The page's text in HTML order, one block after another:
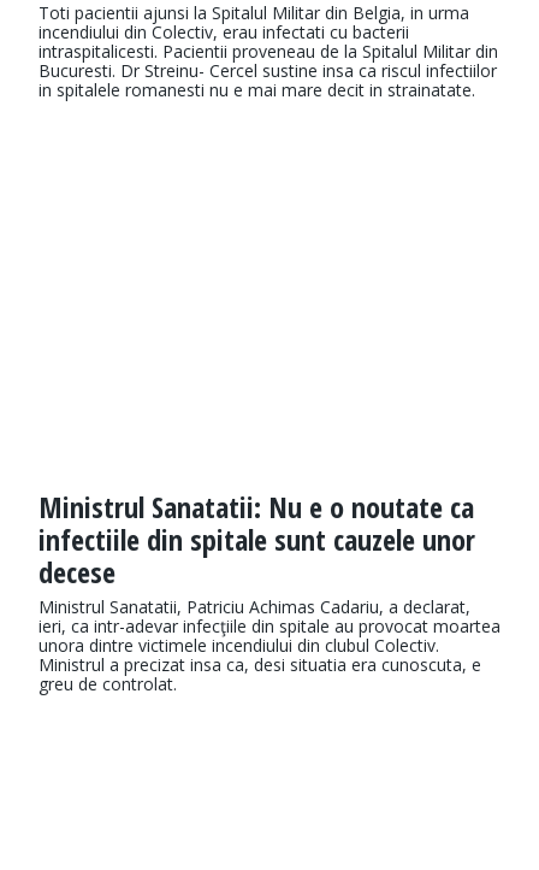
Toti pacientii ajunsi la Spitalul Militar din Belgia, in urma
incendiului din Colectiv, erau infectati cu bacterii
intraspitalicesti. Pacientii proveneau de la Spitalul Militar din
Bucuresti. Dr Streinu- Cercel sustine insa ca riscul infectiilor
in spitalele romanesti nu e mai mare decit in strainatate.
Ministrul Sanatatii: Nu e o noutate ca
infectiile din spitale sunt cauzele unor
decese
Ministrul Sanatatii, Patriciu Achimas Cadariu, a declarat,
ieri, ca intr-adevar infecţiile din spitale au provocat moartea
unora dintre victimele incendiului din clubul Colectiv.
Ministrul a precizat insa ca, desi situatia era cunoscuta, e
greu de controlat.